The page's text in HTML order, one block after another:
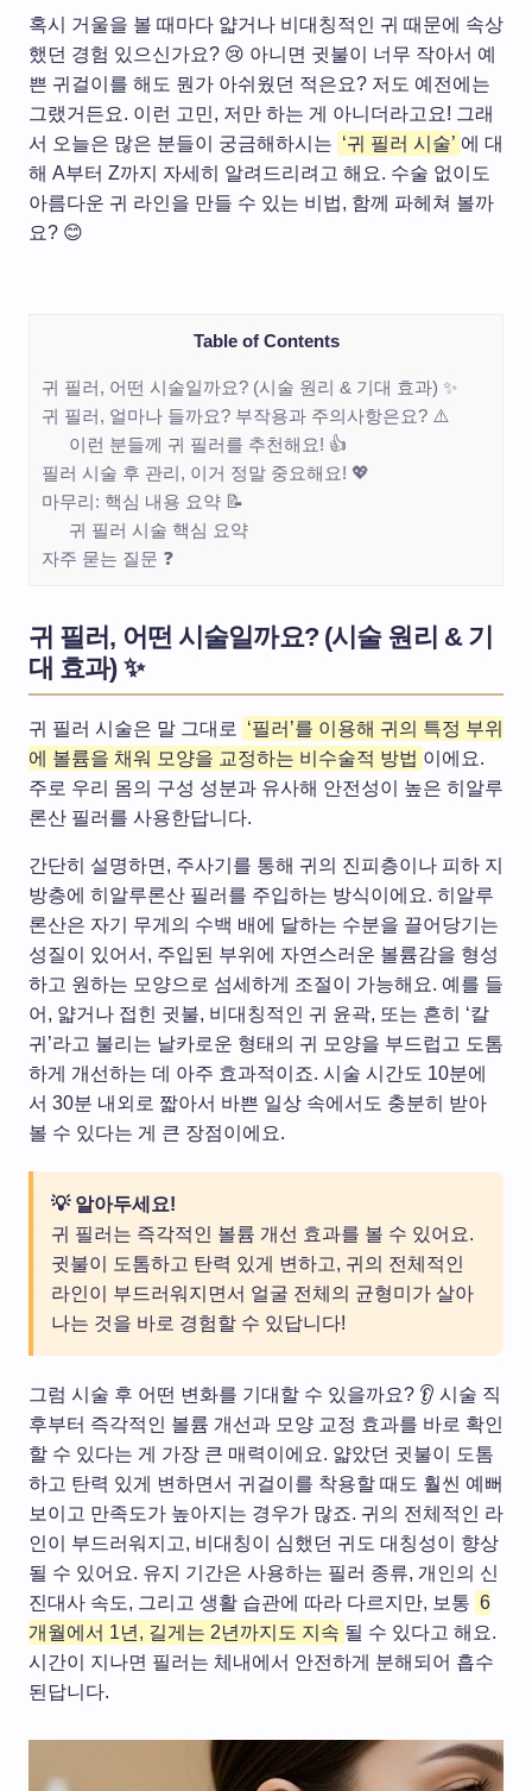
혹시 거울을 볼 때마다 얇거나 비대칭적인 귀 때문에 속상
했던 경험 있으신가요? 😢 아니면 귓불이 너무 작아서 예
쁜 귀걸이를 해도 뭔가 아쉬웠던 적은요? 저도 예전에는
그랬거든요. 이런 고민, 저만 하는 게 아니더라고요! 그래
서 오늘은 많은 분들이 궁금해하시는 ‘귀 필러 시술’ 에 대
해 A부터 Z까지 자세히 알려드리려고 해요. 수술 없이도
아름다운 귀 라인을 만들 수 있는 비법, 함께 파헤쳐 볼까
요? 😊
Table of Contents
귀 필러, 어떤 시술일까요? (시술 원리 & 기대 효과) ✨
귀 필러, 얼마나 들까요? 부작용과 주의사항은요? ⚠️
이런 분들께 귀 필러를 추천해요! 👍
필러 시술 후 관리, 이거 정말 중요해요! 💖
마무리: 핵심 내용 요약 📝
귀 필러 시술 핵심 요약
자주 묻는 질문 ❓
귀 필러, 어떤 시술일까요? (시술 원리 & 기
대 효과) ✨
귀 필러 시술은 말 그대로
‘필러’를 이용해 귀의 특정 부위
에 볼륨을 채워 모양을 교정하는 비수술적 방법 이에요.
주로 우리 몸의 구성 성분과 유사해 안전성이 높은 히알루
론산 필러를 사용한답니다.
간단히 설명하면, 주사기를 통해 귀의 진피층이나 피하 지
방층에 히알루론산 필러를 주입하는 방식이에요. 히알루
론산은 자기 무게의 수백 배에 달하는 수분을 끌어당기는
성질이 있어서, 주입된 부위에 자연스러운 볼륨감을 형성
하고 원하는 모양으로 섬세하게 조절이 가능해요. 예를 들
어, 얇거나 접힌 귓불, 비대칭적인 귀 윤곽, 또는 흔히 ‘칼
귀’라고 불리는 날카로운 형태의 귀 모양을 부드럽고 도톰
하게 개선하는 데 아주 효과적이죠. 시술 시간도 10분에
서 30분 내외로 짧아서 바쁜 일상 속에서도 충분히 받아
볼 수 있다는 게 큰 장점이에요.
💡 알아두세요!
귀 필러는 즉각적인 볼륨 개선 효과를 볼 수 있어요.
귓불이 도톰하고 탄력 있게 변하고, 귀의 전체적인
라인이 부드러워지면서 얼굴 전체의 균형미가 살아
나는 것을 바로 경험할 수 있답니다!
그럼 시술 후 어떤 변화를 기대할 수 있을까요? 👂 시술 직
후부터 즉각적인 볼륨 개선과 모양 교정 효과를 바로 확인
할 수 있다는 게 가장 큰 매력이에요. 얇았던 귓불이 도톰
하고 탄력 있게 변하면서 귀걸이를 착용할 때도 훨씬 예뻐
보이고 만족도가 높아지는 경우가 많죠. 귀의 전체적인 라
인이 부드러워지고, 비대칭이 심했던 귀도 대칭성이 향상
될 수 있어요. 유지 기간은 사용하는 필러 종류, 개인의 신
진대사 속도, 그리고 생활 습관에 따라 다르지만, 보통 6
개월에서 1년, 길게는 2년까지도 지속 될 수 있다고 해요.
시간이 지나면 필러는 체내에서 안전하게 분해되어 흡수
된답니다.